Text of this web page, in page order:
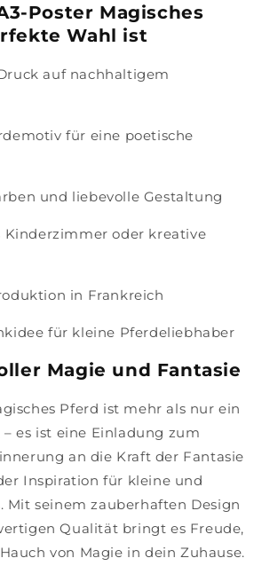
Poster Magisches
Wahl ist
auf nachhaltigem
für eine poetische
und liebevolle Gestaltung
Kinderzimmer oder kreative
in Frankreich
für kleine Pferdeliebhaber
Magie und Fantasie
Pferd ist mehr als nur ein
es ist eine Einladung zum
an die Kraft der Fantasie
Inspiration für kleine und
Mit seinem zauberhaften Design
Qualität bringt es Freude,
von Magie in dein Zuhause.